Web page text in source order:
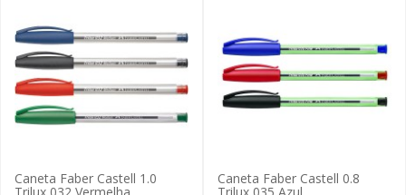
Caneta Faber Castell 1.0 Caneta Faber Castell 0.8